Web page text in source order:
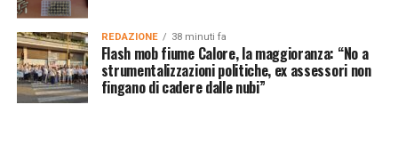
REDAZIONE 38 minuti fa
Flash mob fiume Calore, la maggioranza: “No a
strumentalizzazioni politiche, ex assessori non
fingano di cadere dalle nubi”